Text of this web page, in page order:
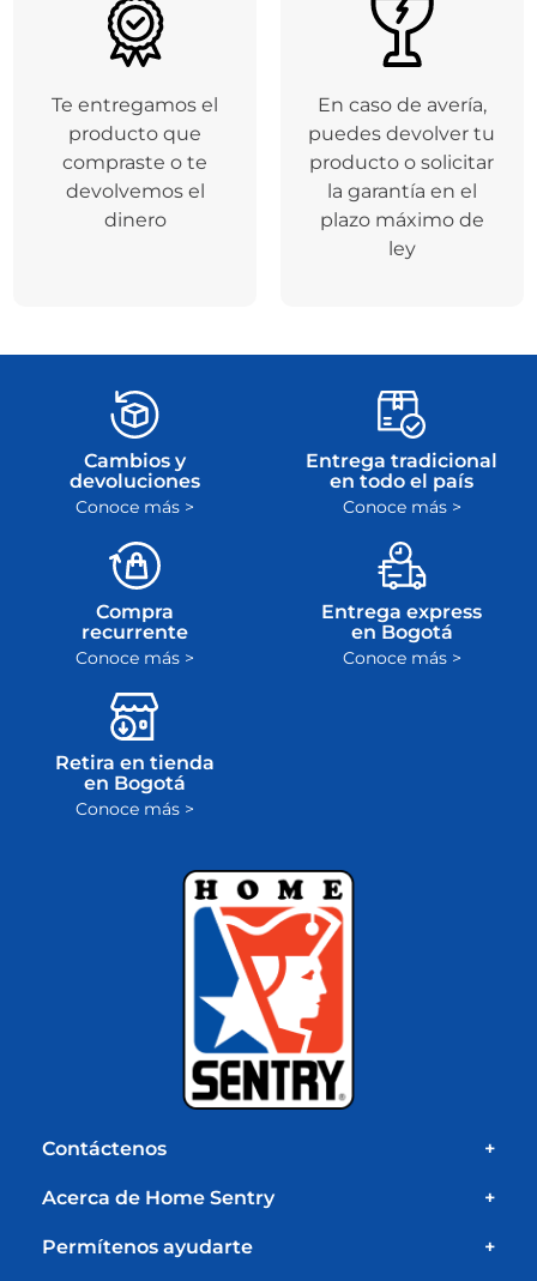
Te entregamos el
producto que
compraste o te
devolvemos el
dinero
En caso de avería,
puedes devolver tu
producto o solicitar
la garantía en el
plazo máximo de
ley
Cambios y
devoluciones
Conoce más >
Entrega tradicional
en todo el país
Conoce más >
Compra
recurrente
Conoce más >
Entrega express
en Bogotá
Conoce más >
Retira en tienda
en Bogotá
Conoce más >
Contáctenos +
Acerca de Home Sentry +
Permítenos ayudarte +